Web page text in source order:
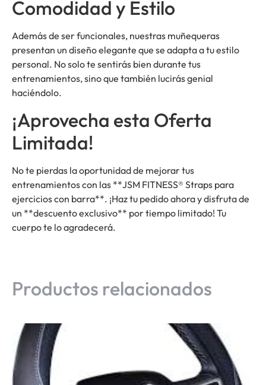
Comodidad y Estilo
Además de ser funcionales, nuestras muñequeras
presentan un diseño elegante que se adapta a tu estilo
personal. No solo te sentirás bien durante tus
entrenamientos, sino que también lucirás genial
haciéndolo.
¡Aprovecha esta Oferta
Limitada!
No te pierdas la oportunidad de mejorar tus
entrenamientos con las **JSM FITNESS® Straps para
ejercicios con barra**. ¡Haz tu pedido ahora y disfruta de
un **descuento exclusivo** por tiempo limitado! Tu
cuerpo te lo agradecerá.
Productos relacionados